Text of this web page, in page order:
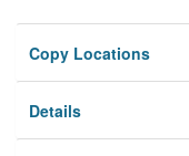
Copy Locations
Details